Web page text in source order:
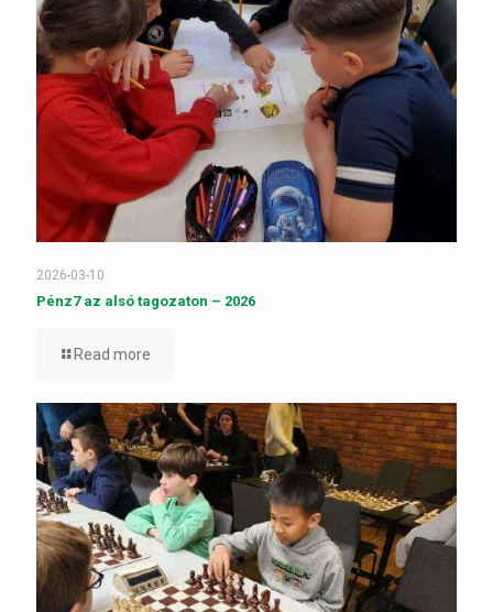
2026-03-10
Pénz7 az alsó tagozaton – 2026
Read more